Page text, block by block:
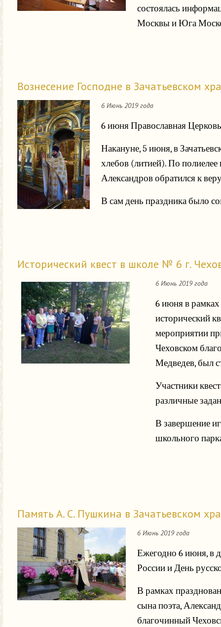
состоялась
Москвы и Юга
Вознесение Господне в Зачатьевском
6 Июнь 2019 года
6 июня Православная
Накануне, 5 июня, в
хлебов (литией). По
Александров обратился к
В сам день праздника было
Исторический квест в школе № 6 г.
6 Июнь 2019 года
6 июня в
исторический
мероприятии
Чеховском
Медведев, был
Участники
различные
В завершение
школьного
Память А. С. Пушкина в Зачатьевском
6 Июнь 2019 года
Ежегодно 6 июня, в
России и День
В рамках
сына поэта,
благочинный